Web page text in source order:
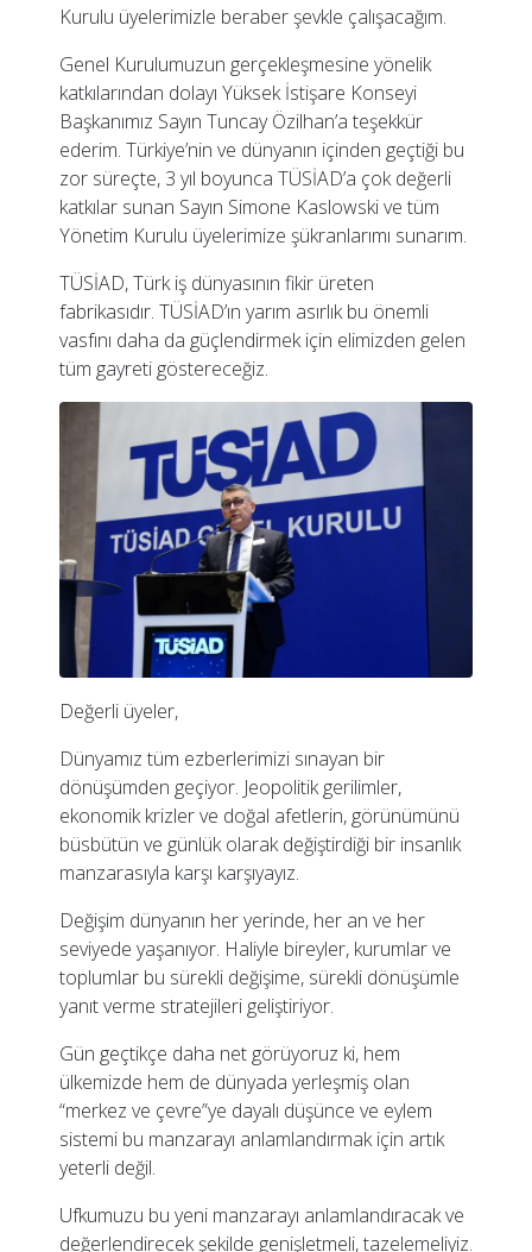
Kurulu üyelerimizle beraber şevkle çalışacağım.
Genel Kurulumuzun gerçekleşmesine yönelik
katkılarından dolayı Yüksek İstişare Konseyi
Başkanımız Sayın Tuncay Özilhan’a teşekkür
ederim. Türkiye’nin ve dünyanın içinden geçtiği bu
zor süreçte, 3 yıl boyunca TÜSİAD’a çok değerli
katkılar sunan Sayın Simone Kaslowski ve tüm
Yönetim Kurulu üyelerimize şükranlarımı sunarım.
TÜSİAD, Türk iş dünyasının fikir üreten
fabrikasıdır. TÜSİAD’ın yarım asırlık bu önemli
vasfını daha da güçlendirmek için elimizden gelen
tüm gayreti göstereceğiz.
Değerli üyeler,
Dünyamız tüm ezberlerimizi sınayan bir
dönüşümden geçiyor. Jeopolitik gerilimler,
ekonomik krizler ve doğal afetlerin, görünümünü
büsbütün ve günlük olarak değiştirdiği bir insanlık
manzarasıyla karşı karşıyayız.
Değişim dünyanın her yerinde, her an ve her
seviyede yaşanıyor. Haliyle bireyler, kurumlar ve
toplumlar bu sürekli değişime, sürekli dönüşümle
yanıt verme stratejileri geliştiriyor.
Gün geçtikçe daha net görüyoruz ki, hem
ülkemizde hem de dünyada yerleşmiş olan
“merkez ve çevre”ye dayalı düşünce ve eylem
sistemi bu manzarayı anlamlandırmak için artık
yeterli değil.
Ufkumuzu bu yeni manzarayı anlamlandıracak ve
değerlendirecek şekilde genişletmeli, tazelemeliyiz.